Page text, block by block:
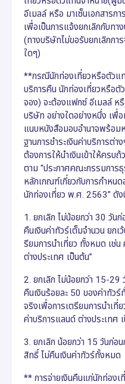
อีเมลล์ หรือ มาเซ็นเอกสารก
เพื่อเป็นการแจ้งยกเลิกกับท
(ทางบริษัทไม่ขอรับยกเลิกก
ใดๆ)
**กรณีนักท่องเที่ยวหรือตัวแท
บริการคืน นักท่องเที่ยวหรือตั
จอง) จะต้องแฟกซ์ อีเมลล์ หรื
บริษัท อย่างใดอย่างหนึ่ง เพื่อ
แนบหนังสือมอบอำนาจพร้อม
ฐานการชำระเงินค่าบริการต่
ต้องการให้นำเงินเข้าให้ครบถ้
ตาม “ประกาศคณะกรรมการ
หลักเกณฑ์เกี่ยวกับการกำหนด
นักท่องเที่ยว พ.ศ. 2563” ดัง
1. ยกเลิก ไม่น้อยกว่า 30 วัน
คืนเงินค่าทัวร์เต็มจำนวน ยกเ
รียมการนำเที่ยว ทั้งหมด เช่
ต่างประเทศ เป็นต้น”
2. ยกเลิก ไม่น้อยกว่า 15-29
คืนเงินร้อยละ 50 ของค่าทัวร์
จริงเพื่อการเตรียมการนำเที่
ค่าบริการแลนด์ ต่างประเทศ
3. ยกเลิก น้อยกว่า 15 วันก่อ
สิทธิ์ ไม่คืนเงินค่าทัวร์ทั้งหมด
** การจ่ายเงินคืนแก่นักท่อง